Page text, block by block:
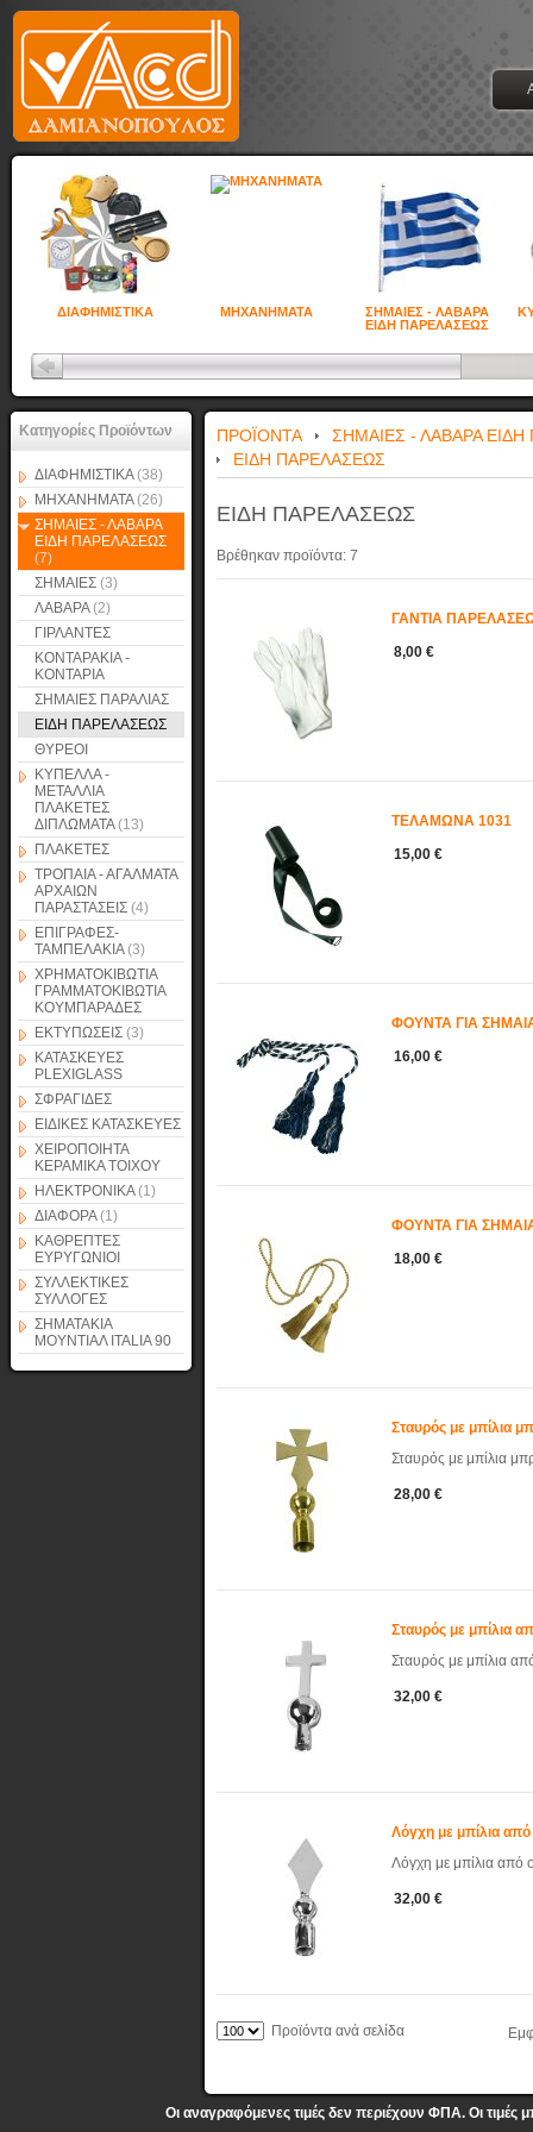
ΔΙΑΦΗΜΙΣΤΙΚΑ ΜΗΧΑΝΗΜΑΤΑ
ΣΗΜΑΙΕΣ - ΛΑΒΑΡΑ
ΕΙΔΗ ΠΑΡΕΛΑΣΕΩΣ
Κατηγορίες Προϊόντων
ΔΙΑΦΗΜΙΣΤΙΚΑ(38)
ΜΗΧΑΝΗΜΑΤΑ(26)
ΣΗΜΑΙΕΣ - ΛΑΒΑΡΑ
ΕΙΔΗ ΠΑΡΕΛΑΣΕΩΣ
(7)
ΣΗΜΑΙΕΣ (3)
ΛΑΒΑΡΑ(2)
ΓΙΡΛΑΝΤΕΣ
ΚΟΝΤΑΡΑΚΙΑ -
ΚΟΝΤΑΡΙΑ
ΣΗΜΑΙΕΣ ΠΑΡΑΛΙΑΣ
ΕΙΔΗ ΠΑΡΕΛΑΣΕΩΣ
ΘΥΡΕΟΙ
ΚΥΠΕΛΛΑ -
ΜΕΤΑΛΛΙΑ
ΠΛΑΚΕΤΕΣ
ΔΙΠΛΩΜΑΤΑ(13)
ΠΛΑΚΕΤΕΣ
ΤΡΟΠΑΙΑ - ΑΓΑΛΜΑΤΑ
ΑΡΧΑΙΩΝ
ΠΑΡΑΣΤΑΣΕΙΣ (4)
ΕΠΙΓΡΑΦΕΣ-
ΤΑΜΠΕΛΑΚΙΑ(3)
ΧΡΗΜΑΤΟΚΙΒΩΤΙΑ
ΓΡΑΜΜΑΤΟΚΙΒΩΤΙΑ
ΚΟΥΜΠΑΡΑΔΕΣ
ΕΚΤΥΠΩΣΕΙΣ (3)
ΚΑΤΑΣΚΕΥΕΣ
PLEXIGLASS
ΣΦΡΑΓΙΔΕΣ
ΕΙΔΙΚΕΣ ΚΑΤΑΣΚΕΥΕΣ
ΧΕΙΡΟΠΟΙΗΤΑ
ΚΕΡΑΜΙΚΑ ΤΟΙΧΟΥ
ΗΛΕΚΤΡΟΝΙΚΑ(1)
ΔΙΑΦΟΡΑ(1)
ΚΑΘΡΕΠΤΕΣ
ΕΥΡΥΓΩΝΙΟΙ
ΣΥΛΛΕΚΤΙΚΕΣ
ΣΥΛΛΟΓΕΣ
ΣΗΜΑΤΑΚΙΑ
ΜΟΥΝΤΙΑΛ ITALIA 90
ΠΡΟΪΟΝΤΑ
ΣΗΜΑΙΕΣ - ΛΑΒΑΡΑ
ΕΙΔΗ ΠΑΡΕΛΑΣΕΩΣ
ΕΙΔΗ ΠΑΡΕΛΑΣΕΩΣ
Βρέθηκαν προϊόντα: 7
ΓΑΝΤΙΑ
8,00 €
ΤΕΛΑΜΩΝΑ 1031
15,00 €
ΦΟΥΝΤΑ ΓΙΑ
16,00 €
ΦΟΥΝΤΑ ΓΙΑ
18,00 €
Σταυρός με μπίλια
Σταυρός με μπίλια
28,00 €
Σταυρός με μπίλια
Σταυρός με μπίλια
32,00 €
Λόγχη με μπίλια
Λόγχη με μπίλια από
32,00 €
Προϊόντα ανά σελίδα
Οι αναγραφόμενες τιμές δεν περιέχουν ΦΠΑ. Οι